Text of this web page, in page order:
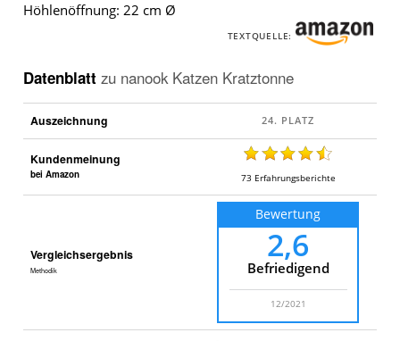
Höhlenöffnung: 22 cm Ø
TEXTQUELLE:
Datenblatt zu nanook Katzen Kratztonne
Auszeichnung
Kundenmeinung
bei Amazon 73 Erfahrungsberichte
Vergleichsergebnis
Methodik
Bewertung
2,6
Befriedigend
12/2021